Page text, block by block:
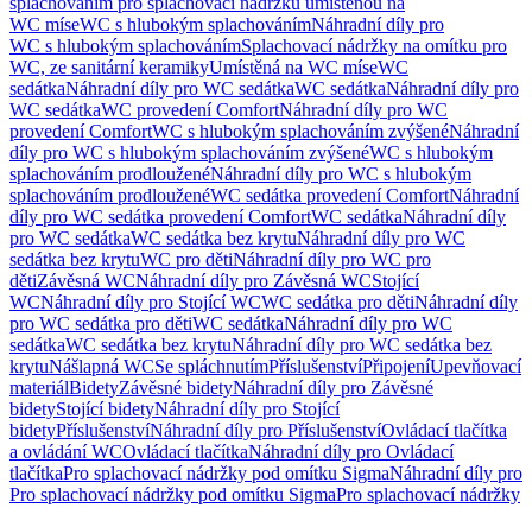
WC míseWC s hlubokým splachovánímNáhradní díly pro
WC s hlubokým splachovánímSplachovací nádržky na omítku pro
WC, ze sanitární keramikyUmístěná na WC míseWC
sedátkaNáhradní díly pro WC sedátkaWC sedátkaNáhradní díly pro
WC sedátkaWC provedení ComfortNáhradní díly pro WC
provedení ComfortWC s hlubokým splachováním zvýšenéNáhradní
díly pro WC s hlubokým splachováním zvýšenéWC s hlubokým
splachováním prodlouženéNáhradní díly pro WC s hlubokým
splachováním prodlouženéWC sedátka provedení ComfortNáhradní
díly pro WC sedátka provedení ComfortWC sedátkaNáhradní díly
pro WC sedátkaWC sedátka bez krytuNáhradní díly pro WC
sedátka bez krytuWC pro dětiNáhradní díly pro WC pro
dětiZávěsná WCNáhradní díly pro Závěsná WCStojící
WCNáhradní díly pro Stojící WCWC sedátka pro dětiNáhradní díly
pro WC sedátka pro dětiWC sedátkaNáhradní díly pro WC
sedátkaWC sedátka bez krytuNáhradní díly pro WC sedátka bez
krytuNášlapná WCSe spláchnutímPříslušenstvíPřipojeníUpevňovací
materiálBidetyZávěsné bidetyNáhradní díly pro Závěsné
bidetyStojící bidetyNáhradní díly pro Stojící
bidetyPříslušenstvíNáhradní díly pro PříslušenstvíOvládací tlačítka
a ovládání WCOvládací tlačítkaNáhradní díly pro Ovládací
tlačítkaPro splachovací nádržky pod omítku SigmaNáhradní díly pro
Pro splachovací nádržky pod omítku SigmaPro splachovací nádržky